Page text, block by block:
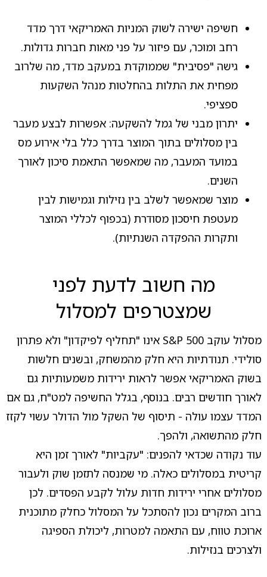
חשיפה ישירה לשוק המניות האמריקאי דרך מדד
רחב ומוכר, עם פיזור על פני מאות חברות גדולות.
גישה "פסיבית" שממוקדת במעקב מדד, מה שלרוב
מפחית את התלות בהחלטות מנהל השקעות
ספציפי.
יתרון מבני של גמל להשקעה: אפשרות לבצע מעבר
בין מסלולים בתוך המוצר בדרך כלל בלי אירוע מס
במועד המעבר, מה שמאפשר התאמת סיכון לאורך
השנים.
מוצר שמאפשר לשלב בין נזילות וגמישות לבין
מעטפת חיסכון מסודרת (בכפוף לכללי המוצר
ותקרות ההפקדה השנתיות).
מה חשוב לדעת לפני
שמצטרפים למסלול
מסלול עוקב S&P 500 אינו "תחליף לפיקדון" ולא פתרון
סולידי. תנודתיות היא חלק מהמשחק, ובשנים חלשות
בשוק האמריקאי אפשר לראות ירידות משמעותיות גם
לאורך חודשים רבים. בנוסף, בגלל החשיפה למט"ח, גם אם
המדד עצמו עולה - תיסוף של השקל מול הדולר עשוי לקזז
חלק מהתשואה, ולהפך.
עוד נקודה שכדאי להפנים: "עקביות" לאורך זמן היא
קריטית במסלולים כאלה. מי שמנסה לתזמן שוק ולעבור
מסלולים אחרי ירידות חדות עלול לקבע הפסדים. לכן
ברוב המקרים נכון להסתכל על המסלול כחלק מתוכנית
ארוכת טווח, עם התאמה למטרות, ליכולת הספיגה
ולצרכים בנזילות.